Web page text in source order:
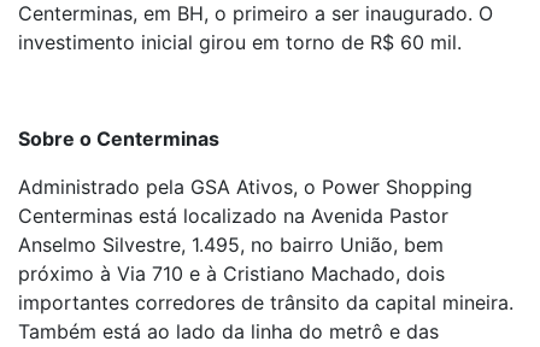
Centerminas, em BH, o primeiro a ser inaugurado. O
investimento inicial girou em torno de R$ 60 mil.
Sobre o Centerminas
Administrado pela GSA Ativos, o Power Shopping
Centerminas está localizado na Avenida Pastor
Anselmo Silvestre, 1.495, no bairro União, bem
próximo à Via 710 e à Cristiano Machado, dois
importantes corredores de trânsito da capital mineira.
Também está ao lado da linha do metrô e das